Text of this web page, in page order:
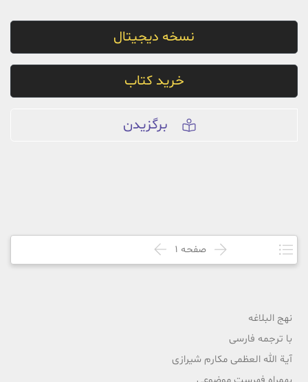
نسخه دیجیتال
خرید کتاب
برگزیدن
صفحه 1
نهج البلاغه
با ترجمه فارسی
آیة الله العظمی مکارم شیرازی